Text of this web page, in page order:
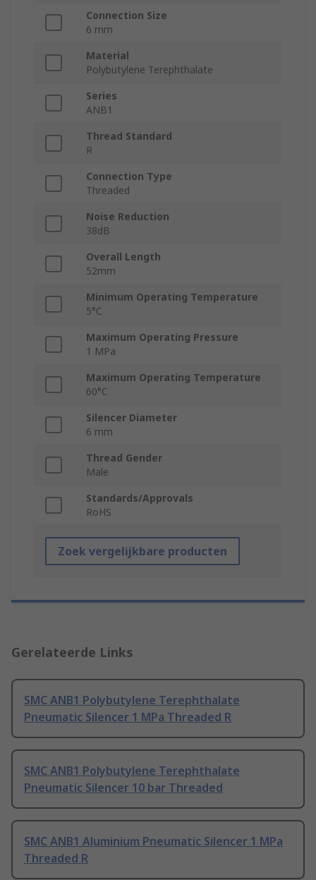
Connection Size
6 mm
Material
Polybutylene Terephthalate
Series
ANB1
Thread Standard
R
Connection Type
Threaded
Noise Reduction
38dB
Overall Length
52mm
Minimum Operating Temperature
5°C
Maximum Operating Pressure
1 MPa
Maximum Operating Temperature
60°C
Silencer Diameter
6 mm
Thread Gender
Male
Standards/Approvals
RoHS
Zoek vergelijkbare producten
Gerelateerde Links
SMC ANB1 Polybutylene Terephthalate
Pneumatic Silencer 1 MPa Threaded R
SMC ANB1 Polybutylene Terephthalate
Pneumatic Silencer 10 bar Threaded
SMC ANB1 Aluminium Pneumatic Silencer 1 MPa
Threaded R